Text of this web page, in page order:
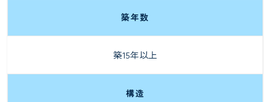
築年数
築15年以上
構造